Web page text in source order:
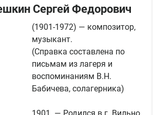
Сергей Федорович
(1901-1972) — композитор,
музыкант.
(Справка составлена по
письмам из лагеря и
воспоминаниям В.Н.
Бабичева, солагерника)